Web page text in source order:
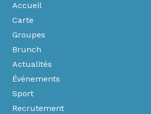
Accueil
Carte
Groupes
Brunch
Actualités
Événements
Sport
Recrutement